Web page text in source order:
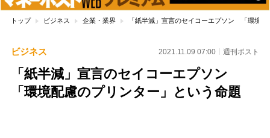
トップ ビジネス 企業・業界 「紙半減」宣言のセイコーエプソン 「環境
ビジネス 2021.11.09 07:00 週刊ポスト
「紙半減」宣言のセイコーエプソン
「環境配慮のプリンター」という命題